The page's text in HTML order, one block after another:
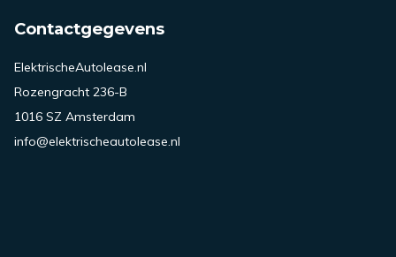
Contactgegevens
ElektrischeAutolease.nl
Rozengracht 236-B
1016 SZ Amsterdam
info@elektrischeautolease.nl